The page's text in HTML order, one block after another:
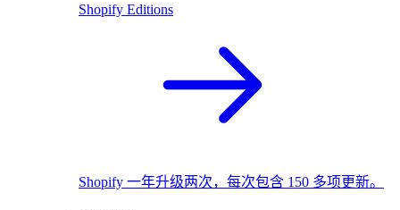
Shopify Editions
Shopify 一年升级两次，每次包含 150 多项更新。